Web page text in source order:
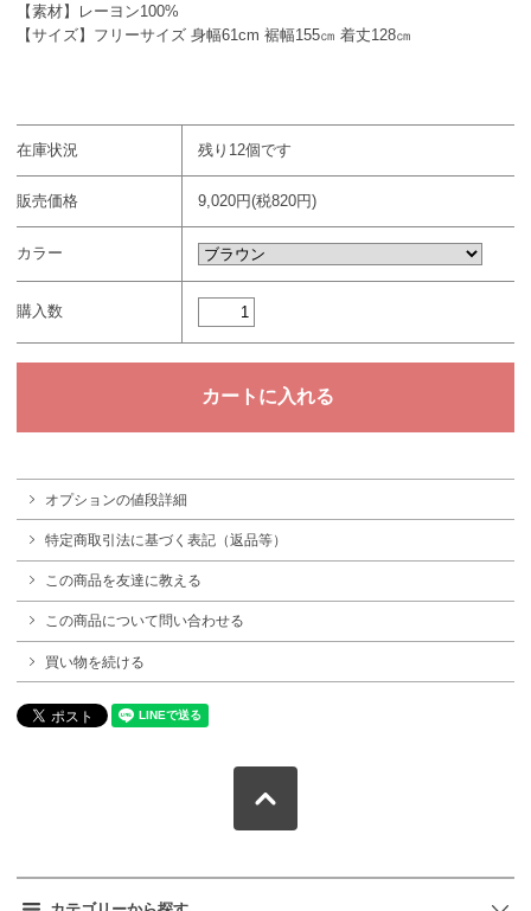
【素材】レーヨン100%
【サイズ】フリーサイズ 身幅61cm 裾幅155㎝ 着丈128㎝
在庫状況 残り12個です
販売価格 9,020円(税820円)
カラー
購入数
オプションの値段詳細
特定商取引法に基づく表記（返品等）
この商品を友達に教える
この商品について問い合わせる
買い物を続ける